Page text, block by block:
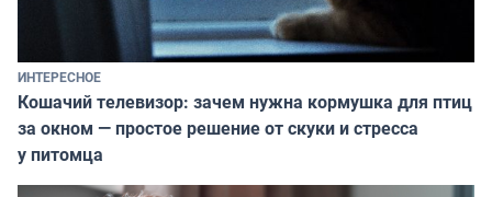
ИНТЕРЕСНОЕ
Кошачий телевизор: зачем нужна кормушка для птиц
за окном — простое решение от скуки и стресса
у питомца